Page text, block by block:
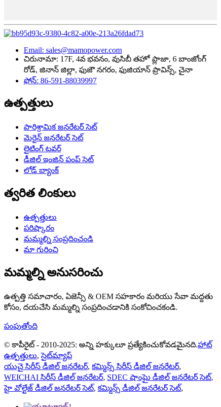
Email: sales@mamopower.com
చిరునామా: 17F, 4వ భవనం, వుసిబీ తహో ప్లాజా, 6 బాంజోంగ్
రోడ్, జినాన్ జిల్లా, ఫుజౌ నగరం, ఫుజియాన్ ప్రావిన్స్, చైనా
ఫోన్: 86-591-88039997
ఉత్పత్తులు
పారిశ్రామిక జనరేటర్ సెట్
మెరైన్ జనరేటర్ సెట్
లైటింగ్ టవర్
డీజిల్ ఇంజిన్ పంప్ సెట్
లోడ్ బ్యాంక్
త్వరిత లింకులు
ఉత్పత్తులు
పరిష్కారం
మమ్మల్ని సంప్రదించండి
మా గురించి
మమ్మల్ని అనుసరించు
ఉత్పత్తి సమాచారం, ఏజెన్సీ & OEM సహకారం మరియు సేవా మద్దతు
కోసం, దయచేసి మమ్మల్ని సంప్రదించడానికి సంకోచించకండి.
పంపుతోంది
© కాపీరైట్ - 2010-2025: అన్ని హక్కులూ ప్రత్యేకించుకోవడమైనది.హాట్
ఉత్పత్తులు,సైట్‌మ్యాప్
యుచై సిరీస్ డీజిల్ జనరేటర్, కమ్మిన్స్ సిరీస్ డీజిల్ జనరేటర్,
WEICHAI సిరీస్ డీజిల్ జనరేటర్, SDEC షాంఘై డీజిల్ జనరేటర్ సెట్,
హై వోల్టేజ్ డీజిల్ జనరేటర్ సెట్, కమ్మిన్స్ డీజిల్ జనరేటర్ సెట్,